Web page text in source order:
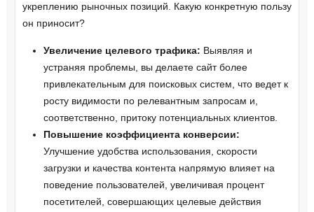
укреплению рыночных позиций. Какую конкретную пользу
он приносит?
Увеличение целевого трафика: Выявляя и
устраняя проблемы, вы делаете сайт более
привлекательным для поисковых систем, что ведет к
росту видимости по релевантным запросам и,
соответственно, притоку потенциальных клиентов.
Повышение коэффициента конверсии:
Улучшение удобства использования, скорости
загрузки и качества контента напрямую влияет на
поведение пользователей, увеличивая процент
посетителей, совершающих целевые действия